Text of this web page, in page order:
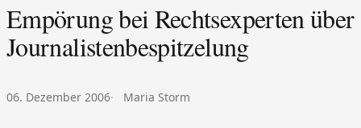
Empörung bei Rechtsexperten über
Journalistenbespitzelung
Veröffentlicht am:
06. Dezember 2006 Autor:
Maria Storm